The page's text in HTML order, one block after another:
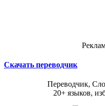
Скачать переводчик
Переводчик,
20+ языков,